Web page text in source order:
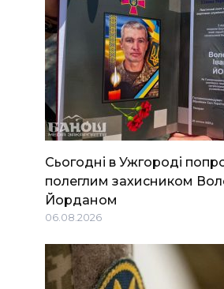
Сьогодні в Ужгороді
полеглим захисником
Йорданом
06.08.2026